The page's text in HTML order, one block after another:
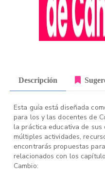
Descripción
Esta guía está diseñada
para los y las docentes de
la práctica educativa de
múltiples actividades,
encontrarás propuestas
relacionados con los
Cambio: